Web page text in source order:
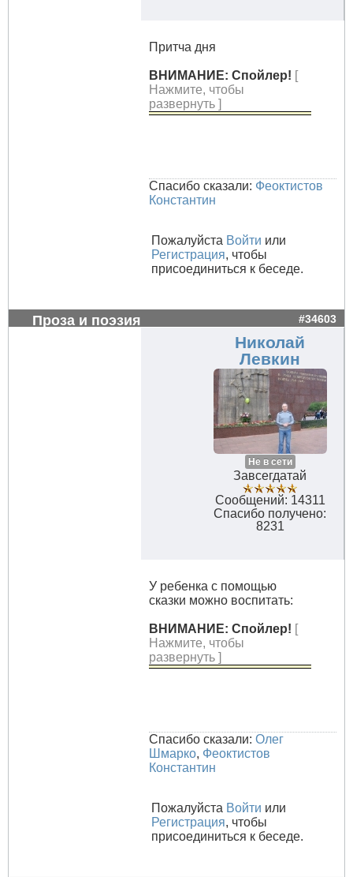
Притча дня
ВНИМАНИЕ: Спойлер! [
Нажмите, чтобы
развернуть ]
Спасибо сказали: Феоктистов
Константин
Пожалуйста Войти или
Регистрация, чтобы
присоединиться к беседе.
Проза и поэзия #34603
Николай
Левкин
Не в сети
Завсегдатай
Сообщений: 14311
Спасибо получено:
8231
У ребенка с помощью
сказки можно воспитать:
ВНИМАНИЕ: Спойлер! [
Нажмите, чтобы
развернуть ]
Спасибо сказали: Олег
Шмарко, Феоктистов
Константин
Пожалуйста Войти или
Регистрация, чтобы
присоединиться к беседе.